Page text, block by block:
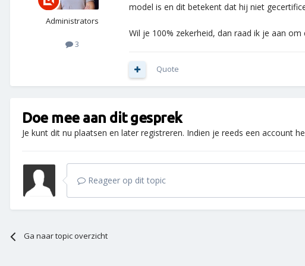
Administrators
3
model is en dit betekent dat hij niet
Wil je 100% zekerheid, dan raad ik je aan
Quote
Doe mee aan dit gesprek
Je kunt dit nu plaatsen en later registreren. Indien je reeds een account
Reageer op dit topic
Ga naar topic overzicht